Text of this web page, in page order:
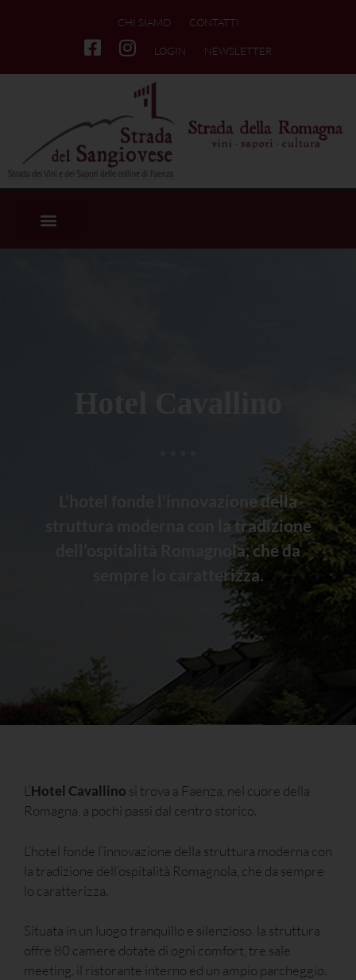
CHI SIAMO CONTATTI
LOGIN NEWSLETTER
L’hotel fonde l’innovazione della
struttura moderna con la tradizione
dell’ospitalità Romagnola, che da
sempre lo caratterizza.
L’ Hotel Cavallino si trova a Faenza, nel cuore della
Romagna, a pochi passi dal centro storico.
L’hotel fonde l’innovazione della struttura moderna con
la tradizione dell’ospitalità Romagnola, che da sempre
lo caratterizza.
Situata in un luogo tranquillo e silenzioso, la struttura
offre 80 camere dotate di ogni comfort, tre sale
meeting, il ristorante interno ed un ampio parcheggio.